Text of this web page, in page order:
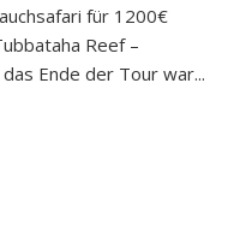
für 1200€
Reef –
Ende der Tour war...